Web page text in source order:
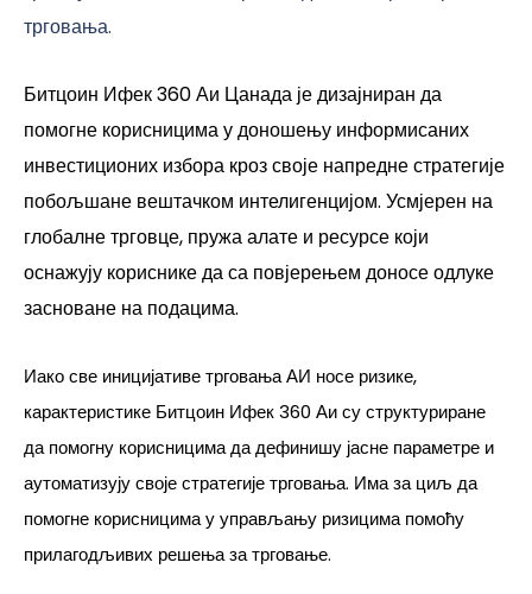
трговања.
Битцоин Ифек 360 Аи Цанада је дизајниран да
помогне корисницима у доношењу информисаних
инвестиционих избора кроз своје напредне стратегије
побољшане вештачком интелигенцијом. Усмјерен на
глобалне трговце, пружа алате и ресурсе који
оснажују кориснике да са повјерењем доносе одлуке
засноване на подацима.
Иако све иницијативе трговања АИ носе ризике,
карактеристике Битцоин Ифек 360 Аи су структуриране
да помогну корисницима да дефинишу јасне параметре и
аутоматизују своје стратегије трговања. Има за циљ да
помогне корисницима у управљању ризицима помоћу
прилагодљивих решења за трговање.